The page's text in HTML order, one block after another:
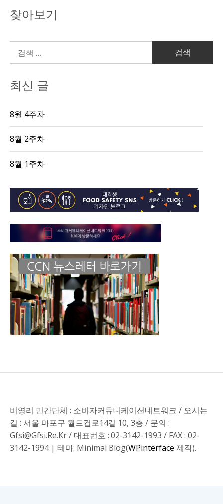
찾아보기
최신 글
8월 4주차
8월 2주차
8월 1주차
비영리 민간단체 : 소비자커뮤니케이션네트워크 / 오시는
길 : 서울 마포구 월드컵로14길 10, 3층 / 문의 :
Gfsi@gfsi.re.kr / 대표번호 : 02-3142-1993 / FAX : 02-
3142-1994 | 테마: Minimal Blog(WPinterface 제작).